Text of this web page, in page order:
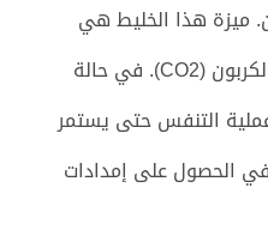
ميزة هذا الخليط هي
السمة الفريدة لثاني أكسيد الكربون (CO2). في حالة
التنفس حتى يستمر
على إمدادات